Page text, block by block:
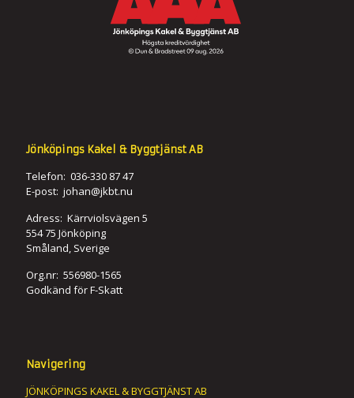
Jönköpings Kakel & Byggtjänst AB
Telefon: 036-330 87 47
E-post: johan@jkbt.nu
Adress: Kärrviolsvägen 5
554 75 Jönköping
Småland, Sverige
Org.nr: 556980-1565
Godkänd för F-Skatt
Navigering
JÖNKÖPINGS KAKEL & BYGGTJÄNST AB